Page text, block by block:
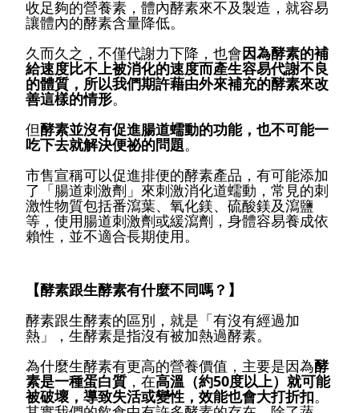
收足夠的營養素，體內酵素來不及製造，就容易
讓體內的酵素含量降低。
久而久之，不僅代謝力下降，也會因為酵素的補
給速度比不上被消化的速度而產生容易代謝不良
的體質，所以我們期許藉由外來補充的酵素來改
善這樣的情形。
但酵素並沒有促進腸道蠕動的功能，也不可能一
吃下去就解決便祕的問題。
市售宣稱可以促進排便的酵素產品，有可能添加
了「腸道刺激劑」來刺激消化道蠕動，常見的刺
激性物質包括番瀉葉、氧化鎂、硫酸鎂及瀉鹽
等，使用腸道刺激劑或緩瀉劑，身體容易養成依
賴性，並不適合長期使用。
【酵素跟生酵素有什麼不同嗎？】
酵素跟生酵素的區別，就是「有沒有經過加
熱」，生酵素是指沒有被加熱過酵素。
為什麼生酵素有更高的營養價值，主要是因為酵
素是一種蛋白質 ，在高溫（約50度以上）就可能
被破壞，導致失活或變性，效能也會大打折扣。